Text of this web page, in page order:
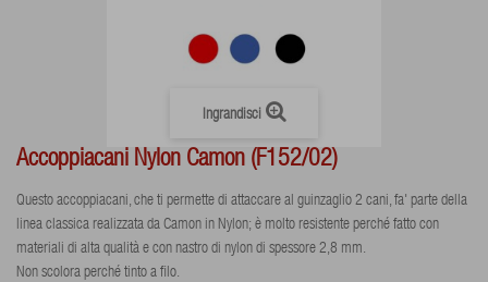
Ingrandisci
Accoppiacani Nylon Camon (F152/02)
Questo accoppiacani, che ti permette di attaccare al guinzaglio 2 cani, fa' parte della
linea classica realizzata da Camon in Nylon; è molto resistente perché fatto con
materiali di alta qualità e con nastro di nylon di spessore 2,8 mm.
Non scolora perché tinto a filo.